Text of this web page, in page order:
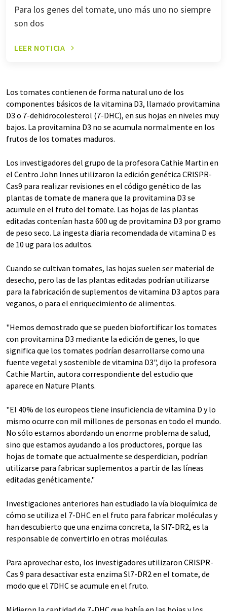
Para los genes del tomate, uno más uno no siempre
son dos
LEER NOTICIA
Los tomates contienen de forma natural uno de los
componentes básicos de la vitamina D3, llamado provitamina
D3 o 7-dehidrocolesterol (7-DHC), en sus hojas en niveles muy
bajos. La provitamina D3 no se acumula normalmente en los
frutos de los tomates maduros.
Los investigadores del grupo de la profesora Cathie Martin en
el Centro John Innes utilizaron la edición genética CRISPR-
Cas9 para realizar revisiones en el código genético de las
plantas de tomate de manera que la provitamina D3 se
acumule en el fruto del tomate. Las hojas de las plantas
editadas contenían hasta 600 ug de provitamina D3 por gramo
de peso seco. La ingesta diaria recomendada de vitamina D es
de 10 ug para los adultos.
Cuando se cultivan tomates, las hojas suelen ser material de
desecho, pero las de las plantas editadas podrían utilizarse
para la fabricación de suplementos de vitamina D3 aptos para
veganos, o para el enriquecimiento de alimentos.
"Hemos demostrado que se pueden biofortificar los tomates
con provitamina D3 mediante la edición de genes, lo que
significa que los tomates podrían desarrollarse como una
fuente vegetal y sostenible de vitamina D3", dijo la profesora
Cathie Martin, autora correspondiente del estudio que
aparece en Nature Plants.
"El 40% de los europeos tiene insuficiencia de vitamina D y lo
mismo ocurre con mil millones de personas en todo el mundo.
No sólo estamos abordando un enorme problema de salud,
sino que estamos ayudando a los productores, porque las
hojas de tomate que actualmente se desperdician, podrían
utilizarse para fabricar suplementos a partir de las líneas
editadas genéticamente."
Investigaciones anteriores han estudiado la vía bioquímica de
cómo se utiliza el 7-DHC en el fruto para fabricar moléculas y
han descubierto que una enzima concreta, la Sl7-DR2, es la
responsable de convertirlo en otras moléculas.
Para aprovechar esto, los investigadores utilizaron CRISPR-
Cas 9 para desactivar esta enzima Sl7-DR2 en el tomate, de
modo que el 7DHC se acumule en el fruto.